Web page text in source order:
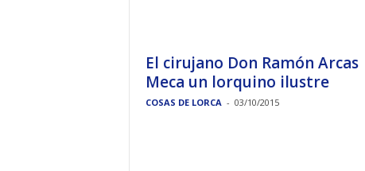
El cirujano Don Ramón Arcas
Meca un lorquino ilustre
COSAS DE LORCA - 03/10/2015